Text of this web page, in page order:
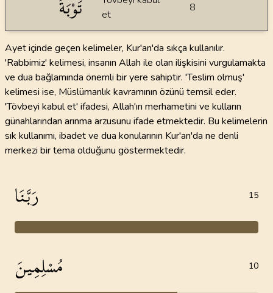
et
8
Ayet içinde geçen kelimeler, Kur'an'da sıkça kullanılır.
'Rabbimiz' kelimesi, insanın Allah ile olan ilişkisini vurgulamakta
ve dua bağlamında önemli bir yere sahiptir. 'Teslim olmuş'
kelimesi ise, Müslümanlık kavramının özünü temsil eder.
'Tövbeyi kabul et' ifadesi, Allah'ın merhametini ve kulların
günahlarından arınma arzusunu ifade etmektedir. Bu kelimelerin
sık kullanımı, ibadet ve dua konularının Kur'an'da ne denli
merkezi bir tema olduğunu göstermektedir.
رَبَّنَا 15
مُسْلِمِينَ 10